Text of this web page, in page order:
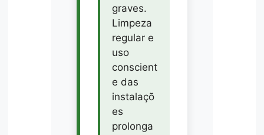
graves.
Limpeza
regular e
uso
conscient
e das
instalaçõ
es
prolonga